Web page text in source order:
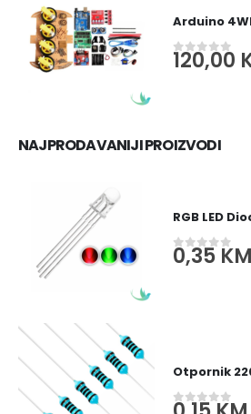
Arduino
out of 5
120,00
NAJPRODAVANIJI PROIZVODI
RGB LED
0out of 5
0,35KM
Otpornik
0out of 5